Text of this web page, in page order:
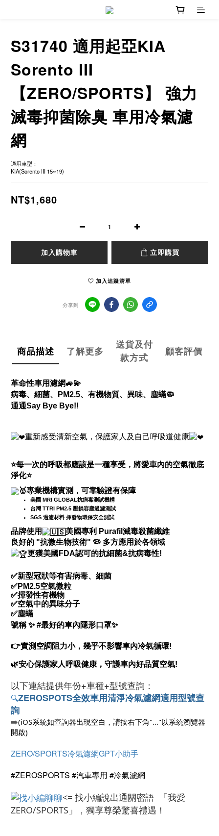
S31740 適用起亞KIA
Sorento III
【ZERO/SPORTS】 強力
滅毒抑菌除臭 車用冷氣濾
網
適用車型：
KIA(Sorento III 15~19)
NT$1,680
加入購物車 立即購買
加入追蹤清單
分享到
商品描述 了解更多
送貨及付
款方式
顧客評價
革命性車用濾網🚙💫
病毒、細菌、
PM2.5、有機物質、異味、 塵蟎🦠
通通Say Bye Bye!!
重新感受清新空氣，保護家人及自己呼吸道健康
⭐每一次的呼吸都應該是一種享受，將愛車內的空氣徹底
淨化⭐
專業機構實測，可靠驗證有保障
美國 MRI GLOBAL抗病毒測試機構
台灣 TTRI PM2.5 壓損容塵過濾測試
SGS 過濾材料 揮發物環保安全測試
品牌使用
美國專利 Purafil滅毒殺菌纖維
良好的 "抗微生物技術" 🦠 多方應用於各領域
更獲美國FDA認可的抗細菌&抗病毒性!
✅新型冠狀等有害病毒、細菌
✅PM2.5空氣微粒
✅揮發性有機物
✅空氣中的異味分子
✅塵蟎
號稱✨#最好的車內隱形口罩✨
👉實測空調阻力小，幾乎不影響車內冷氣循環!
🌿安心保護家人呼吸健康，守護車內好品質空氣!
以下連結提供年份+車種+型號查詢：
🔍ZEROSPOTS全效車用清淨冷氣濾網適用型號查
詢
➡️(iOS系統如查詢器出現空白，請按右下角"..."以系統瀏覽器
開啟)
ZERO/SPORTS冷氣濾網GPT小助手
#ZEROSPORTS #汽車專用 #冷氣濾網
<= 找小編說出通關密語 「我愛
ZERO/SPORTS」，獨享尊榮驚喜禮遇！